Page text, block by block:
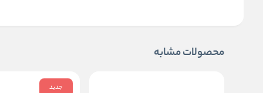
محصولات مشابه
جدید